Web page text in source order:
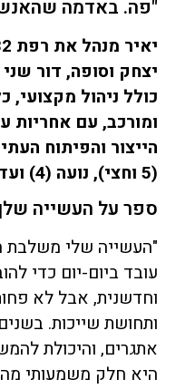
"פה. באדמה
יצחק וסופה, דור
כולל ניהול מקצועי,
ומורכב, עם אחריות
הייצור והפיתוח
(5 וחצי), נועה (4) ועדי (בת 10 חודשים).
ספר על העשייה
"העשייה שלי משלבת
עובד ביום-יום כדי
וחדשנית, אבל לא
ותחושת שייכות.
אתגרים, והיכולת
היא חלק משמעותי